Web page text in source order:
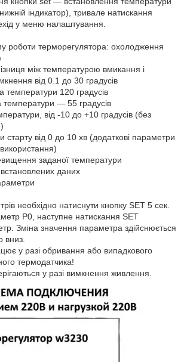
індикатор), тривале натискання
у меню налаштування.
роботи терморегулятора: охолодження
між температурою вмикання і
від 0.1 до 30 градусів
120 градусів
— 55 градусів
від -10 до +10 градусів (без
від 0 до 10 хв (додаткові параметри
заданої температури
даних
необхідно натиснути кнопку SET 5 сек.
P0, наступне натискання SET
Зміна значення параметра здійснюється
вниз.
у разі обривання або випадкового
термодатчика!
у разі вимкнення живлення.